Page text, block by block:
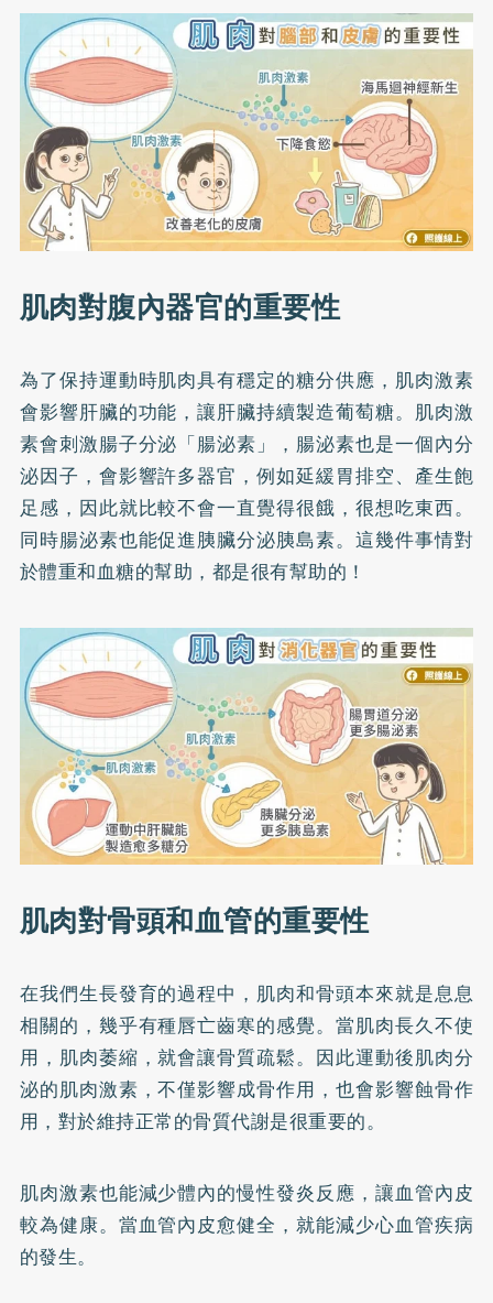
肌肉對腹內器官的重要性
為了保持運動時肌肉具有穩定的糖分供應，肌肉激素
會影響肝臟的功能，讓肝臟持續製造葡萄糖。肌肉激
素會刺激腸子分泌「腸泌素」，腸泌素也是一個內分
泌因子，會影響許多器官，例如延緩胃排空、產生飽
足感，因此就比較不會一直覺得很餓，很想吃東西。
同時腸泌素也能促進胰臟分泌胰島素。這幾件事情對
於體重和血糖的幫助，都是很有幫助的！
肌肉對骨頭和血管的重要性
在我們生長發育的過程中，肌肉和骨頭本來就是息息
相關的，幾乎有種唇亡齒寒的感覺。當肌肉長久不使
用，肌肉萎縮，就會讓骨質疏鬆。因此運動後肌肉分
泌的肌肉激素，不僅影響成骨作用，也會影響蝕骨作
用，對於維持正常的骨質代謝是很重要的。
肌肉激素也能減少體內的慢性發炎反應，讓血管內皮
較為健康。當血管內皮愈健全，就能減少心血管疾病
的發生。